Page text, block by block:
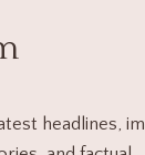
headlines,